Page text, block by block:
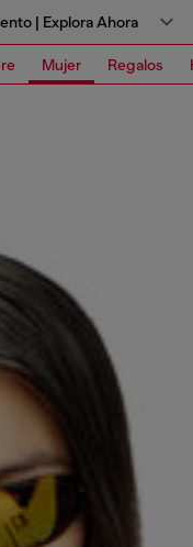
| Explora Ahora
Mujer Regalos